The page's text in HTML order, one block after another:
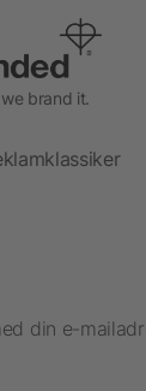
brand it.
din e-